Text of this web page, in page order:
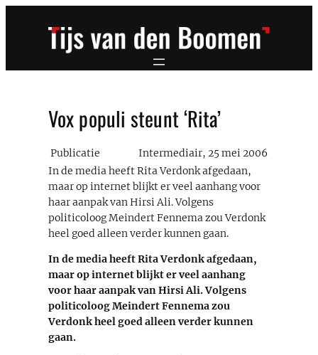
Vox populi steunt ‘Rita’
Publicatie
Intermediair, 25 mei 2006
In de media heeft Rita Verdonk afgedaan,
maar op internet blijkt er veel aanhang voor
haar aanpak van Hirsi Ali. Volgens
politicoloog Meindert Fennema zou Verdonk
heel goed alleen verder kunnen gaan.
In de media heeft Rita Verdonk afgedaan,
maar op internet blijkt er veel aanhang
voor haar aanpak van Hirsi Ali. Volgens
politicoloog Meindert Fennema zou
Verdonk heel goed alleen verder kunnen
gaan.